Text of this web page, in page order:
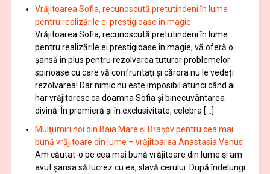
Vrăjitoarea Sofia, recunoscută pretutindeni în lume
pentru realizările ei prestigioase în magie
Vrăjitoarea Sofia, recunoscută pretutindeni în lume
pentru realizările ei prestigioase în magie, vă oferă o
şansă în plus pentru rezolvarea tuturor problemelor
spinoase cu care vă confruntați și cărora nu le vedeți
rezolvarea! Dar nimic nu este imposibil atunci când ai
har vrăjitoresc ca doamna Sofia şi binecuvântarea
divină. În premieră şi în exclusivitate, celebra […]
Mulţumiri noi din Baia Mare și Brașov pentru cea mai
bună vrăjitoare din lume – vrăjitoarea Anastasia Venus
Am căutat-o pe cea mai bună vrăjitoare din lume și am
avut șansa să lucrez cu ea, slavă cerului. După îndelungi